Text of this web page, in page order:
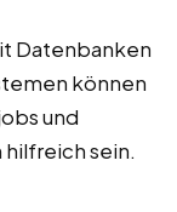
Datenbanken
können
und
hilfreich sein.